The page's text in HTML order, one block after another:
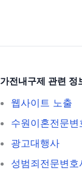
가전내구제 관련 정
웹사이트 노출
수원이혼전문변
광고대행사
성범죄전문변호